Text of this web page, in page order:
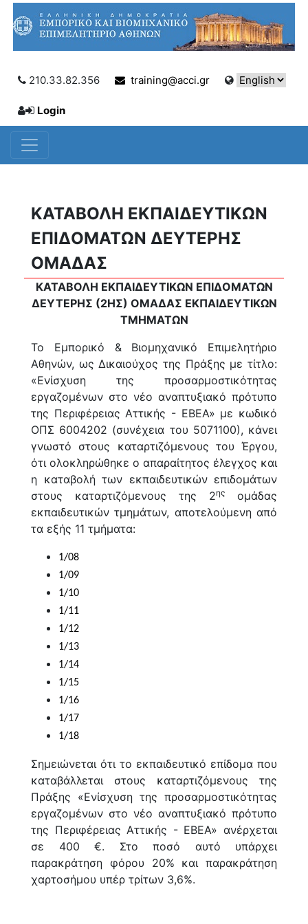
210.33.82.356 training@acci.gr
Login
ΚΑΤΑΒΟΛΗ ΕΚΠΑΙΔΕΥΤΙΚΩΝ
ΕΠΙΔΟΜΑΤΩΝ ΔΕΥΤΕΡΗΣ
ΟΜΑΔΑΣ
ΚΑΤΑΒΟΛΗ ΕΚΠΑΙΔΕΥΤΙΚΩΝ ΕΠΙΔΟΜΑΤΩΝ
ΔΕΥΤΕΡΗΣ (2ΗΣ) ΟΜΑΔΑΣ ΕΚΠΑΙΔΕΥΤΙΚΩΝ
ΤΜΗΜΑΤΩΝ
Το Εμπορικό & Βιομηχανικό Επιμελητήριο
Αθηνών, ως Δικαιούχος της Πράξης με τίτλο:
«Ενίσχυση της προσαρμοστικότητας
εργαζομένων στο νέο αναπτυξιακό πρότυπο
της Περιφέρειας Αττικής - ΕΒΕΑ» με κωδικό
ΟΠΣ 6004202 (συνέχεια του 5071100), κάνει
γνωστό στους καταρτιζόμενους του Έργου,
ότι ολοκληρώθηκε ο απαραίτητος έλεγχος και
η καταβολή των εκπαιδευτικών επιδομάτων
στους καταρτιζόμενους της 2ης
ομάδας
εκπαιδευτικών τμημάτων, αποτελούμενη από
τα εξής 11 τμήματα:
1/08
1/09
1/10
1/11
1/12
1/13
1/14
1/15
1/16
1/17
1/18
Σημειώνεται ότι το εκπαιδευτικό επίδομα που
καταβάλλεται στους καταρτιζόμενους της
Πράξης «Ενίσχυση της προσαρμοστικότητας
εργαζομένων στο νέο αναπτυξιακό πρότυπο
της Περιφέρειας Αττικής - ΕΒΕΑ» ανέρχεται
σε 400 €. Στο ποσό αυτό υπάρχει
παρακράτηση φόρου 20% και παρακράτηση
χαρτοσήμου υπέρ τρίτων 3,6%.